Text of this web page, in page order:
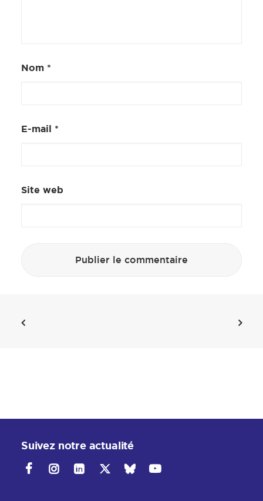
Nom *
E-mail *
Site web
Suivez notre actualité